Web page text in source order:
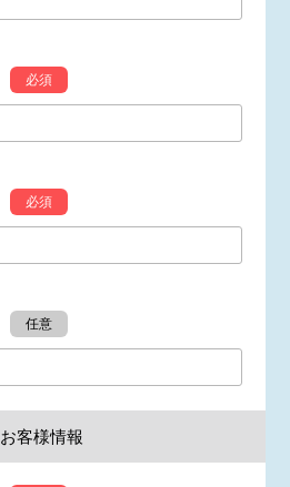
必須
必須
任意
お客様情報